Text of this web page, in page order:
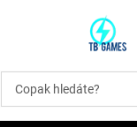
o
i
t